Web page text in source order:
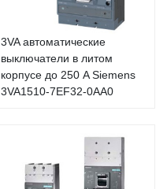
3VA автоматические
выключатели в литом
корпусе до 250 A Siemens
3VA1510-7EF32-0AA0